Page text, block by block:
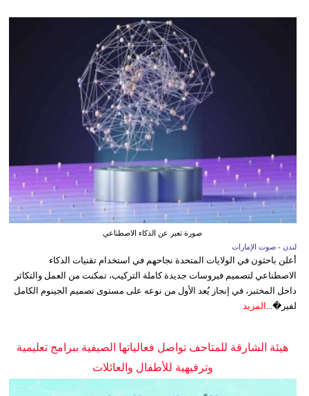
صورة تعبر عن الذكاء الاصطناعي
لندن - صوت الإمارات
أعلن باحثون في الولايات المتحدة نجاحهم في استخدام تقنيات الذكاء
الاصطناعي لتصميم فيروسات جديدة كاملة التركيب، تمكنت من العمل والتكاثر
داخل المختبر، في إنجاز يُعد الأول من نوعه على مستوى تصميم الجينوم الكامل
لفير�...
المزيد
هيئة الشارقة للمتاحف تواصل فعالياتها الصيفية ببرامج تعليمية
وترفيهية للأطفال والعائلات